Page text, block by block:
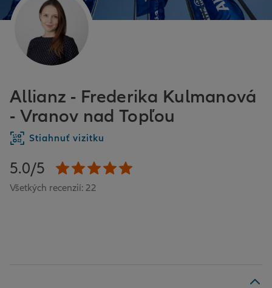
Allianz - Frederika Kulmanová
- Vranov nad Topľou
Stiahnuť vizitku
5.0/5
Všetkých recenzií: 22